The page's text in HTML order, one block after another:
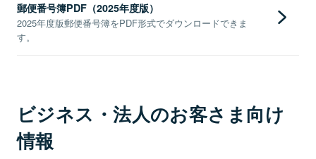
郵便番号簿PDF（2025年度版）
2025年度版郵便番号簿をPDF形式でダウンロードできま
す。
ビジネス・法人のお客さま向け
情報